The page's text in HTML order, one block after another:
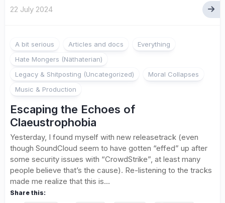
22 July 2024
A bit serious Articles and docs
Everything
Hate Mongers (Näthaterian)
Legacy & Shitposting (Uncategorized)
Moral Collapses
Music & Production
Escaping the Echoes of
Claeustrophobia
Yesterday, I found myself with new releasetrack (even
though SoundCloud seem to have gotten “effed” up after
some security issues with “CrowdStrike”, at least many
people believe that’s the cause). Re-listening to the tracks
made me realize that this is...
Share this: